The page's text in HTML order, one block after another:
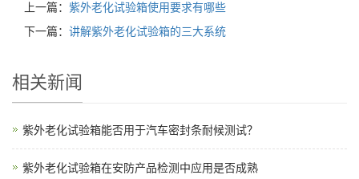
上一篇： 紫外老化试验箱使用要求有哪些
下一篇： 讲解紫外老化试验箱的三大系统
相关新闻
紫外老化试验箱能否用于汽车密封条耐候测试？
紫外老化试验箱在安防产品检测中应用是否成熟